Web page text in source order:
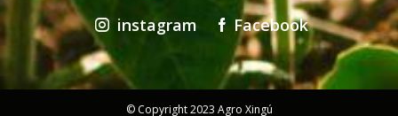
instagram Facebook
© Copyright 2023 Agro Xingú